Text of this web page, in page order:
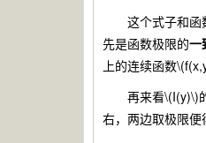
这个式子和函数
先是函数极限的一
上的连续函数
再来看\(I(y)\)的
右，两边取极限便